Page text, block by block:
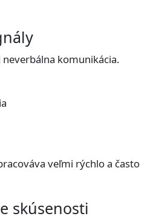
komunikácia.
veľmi rýchlo a často
skúsenosti